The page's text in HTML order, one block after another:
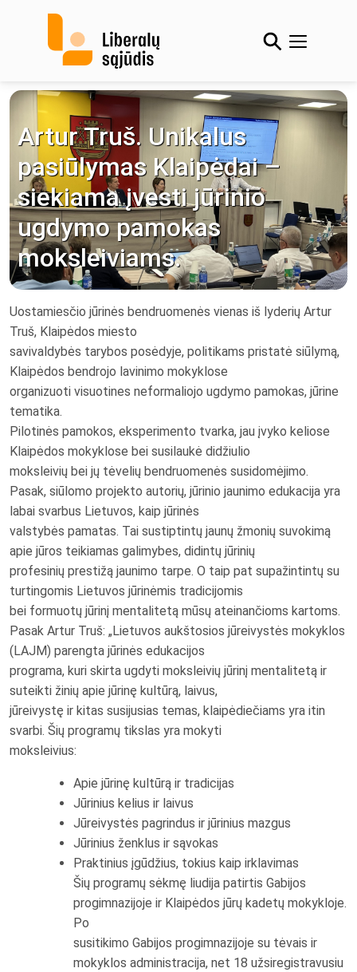
Artur Truš. Unikalus
pasiūlymas Klaipėdai –
siekiama įvesti jūrinio
ugdymo pamokas
moksleiviams.
Uostamiesčio jūrinės bendruomenės vienas iš lyderių Artur
Truš, Klaipėdos miesto
savivaldybės tarybos posėdyje, politikams pristatė siūlymą,
Klaipėdos bendrojo lavinimo mokyklose
organizuoti visuotines neformaliojo ugdymo pamokas, jūrine
tematika.
Pilotinės pamokos, eksperimento tvarka, jau įvyko keliose
Klaipėdos mokyklose bei susilaukė didžiulio
moksleivių bei jų tėvelių bendruomenės susidomėjimo.
Pasak, siūlomo projekto autorių, jūrinio jaunimo edukacija yra
labai svarbus Lietuvos, kaip jūrinės
valstybės pamatas. Tai sustiptintų jaunų žmonių suvokimą
apie jūros teikiamas galimybes, didintų jūrinių
profesinių prestižą jaunimo tarpe. O taip pat supažintintų su
turtingomis Lietuvos jūrinėmis tradicijomis
bei formuotų jūrinį mentalitetą mūsų ateinančioms kartoms.
Pasak Artur Truš: „Lietuvos aukštosios jūreivystės mokyklos
(LAJM) parengta jūrinės edukacijos
programa, kuri skirta ugdyti moksleivių jūrinį mentalitetą ir
suteikti žinių apie jūrinę kultūrą, laivus,
jūreivystę ir kitas susijusias temas, klaipėdiečiams yra itin
svarbi. Šių programų tikslas yra mokyti
moksleivius:
Apie jūrinę kultūrą ir tradicijas
Jūrinius kelius ir laivus
Jūreivystės pagrindus ir jūrinius mazgus
Jūrinius ženklus ir sąvokas
Praktinius įgūdžius, tokius kaip irklavimas
Šių programų sėkmę liudija patirtis Gabijos
progimnazijoje ir Klaipėdos jūrų kadetų mokykloje.
Po
susitikimo Gabijos progimnazijoje su tėvais ir
mokyklos administracija, net 18 užsiregistravusiu